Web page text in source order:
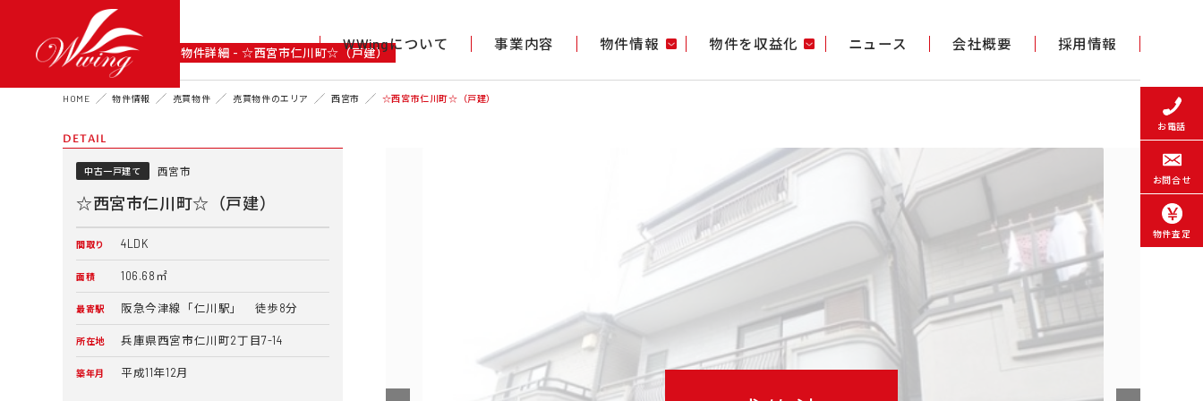
WWingについて 事業内容 物件情報 物件を収益化 ニュース 会社概要 採用情報
お電話
お問合せ
物件査定
DETAIL 物件詳細 - ☆西宮市仁川町☆（戸建）
HOME 物件情報 売買物件 売買物件のエリア 西宮市 ☆西宮市仁川町☆（戸建）
DETAIL
中古一戸建て 西宮市
☆西宮市仁川町☆（戸建）
間取り 4LDK
面積 106.68㎡
最寄駅 阪急今津線「仁川駅」 徒歩8分
所在地 兵庫県西宮市仁川町2丁目7-14
築年月 平成11年12月